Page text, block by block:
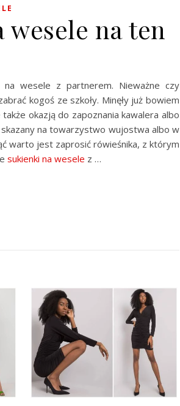
wesele na ten
wesele z partnerem. Nieważne czy
kogoś ze szkoły. Minęły już bowiem
okazją do zapoznania kawalera albo
na towarzystwo wujostwa albo w
warto jest zaprosić rówieśnika, z którym
sukienki na wesele z …